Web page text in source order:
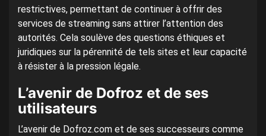
restrictives, permettant de continuer à offrir des
services de streaming sans attirer l’attention des
autorités. Cela soulève des questions éthiques et
juridiques sur la pérennité de tels sites et leur capacité
à résister à la pression légale.
L’avenir de Dofroz et de ses
utilisateurs
L’avenir de Dofroz.com et de ses successeurs comme